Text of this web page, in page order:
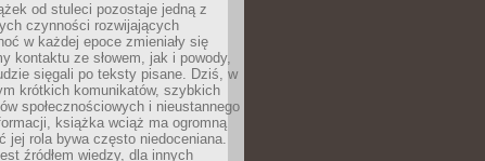
od stuleci pozostaje jedną z
czynności rozwijających
w każdej epoce zmieniały się
kontaktu ze słowem, jak i powody,
sięgali po teksty pisane. Dziś, w
krótkich komunikatów, szybkich
społecznościowych i nieustannego
książka wciąż ma ogromną
jej rola bywa często niedoceniana.
źródłem wiedzy, dla innych